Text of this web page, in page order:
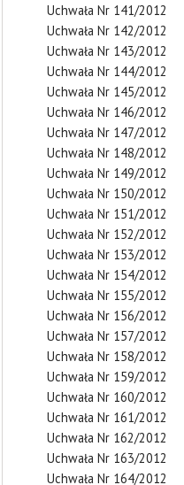
Uchwała Nr 141/2012
Uchwała Nr 142/2012
Uchwała Nr 143/2012
Uchwała Nr 144/2012
Uchwała Nr 145/2012
Uchwała Nr 146/2012
Uchwała Nr 147/2012
Uchwała Nr 148/2012
Uchwała Nr 149/2012
Uchwała Nr 150/2012
Uchwała Nr 151/2012
Uchwała Nr 152/2012
Uchwała Nr 153/2012
Uchwała Nr 154/2012
Uchwała Nr 155/2012
Uchwała Nr 156/2012
Uchwała Nr 157/2012
Uchwała Nr 158/2012
Uchwała Nr 159/2012
Uchwała Nr 160/2012
Uchwała Nr 161/2012
Uchwała Nr 162/2012
Uchwała Nr 163/2012
Uchwała Nr 164/2012